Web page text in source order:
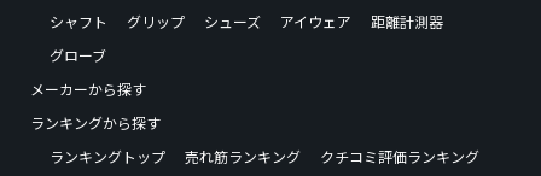
シャフト
グリップ シューズ アイウェア
距離計測器
グローブ
メーカーから探す
ランキングから探す
ランキングトップ
売れ筋ランキング
クチコミ評価ランキング